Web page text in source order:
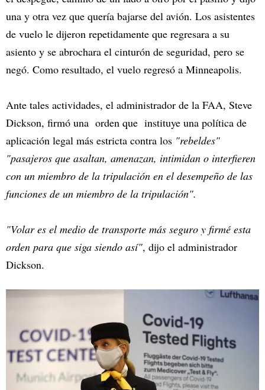
una y otra vez que quería bajarse del avión. Los asistentes
de vuelo le dijeron repetidamente que regresara a su
asiento y se abrochara el cinturón de seguridad, pero se
negó. Como resultado, el vuelo regresó a Minneapolis.
Ante tales actividades, el administrador de la FAA, Steve
Dickson, firmó una orden que instituye una política de
aplicación legal más estricta contra los "rebeldes"
"pasajeros que asaltan, amenazan, intimidan o interfieren
con un miembro de la tripulación en el desempeño de las
funciones de un miembro de la tripulación".
"Volar es el medio de transporte más seguro y firmé esta
orden para que siga siendo así", dijo el administrador
Dickson.